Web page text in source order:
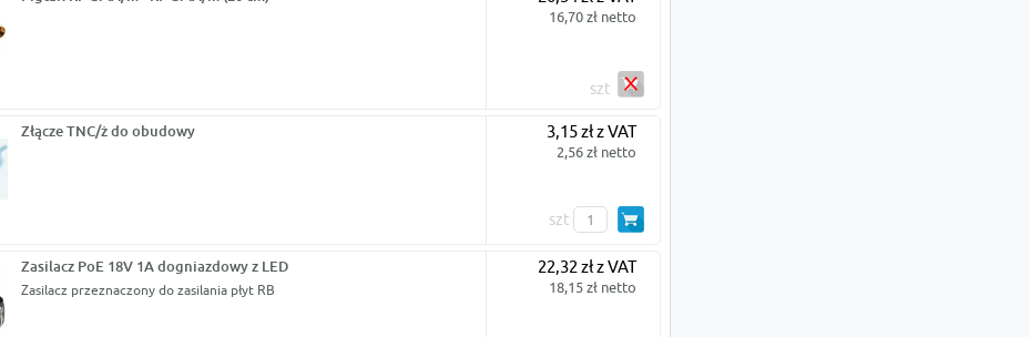
16,70 zł netto
szt
Złącze TNC/ż do obudowy 3,15 zł z VAT
2,56 zł netto
szt
Zasilacz PoE 18V 1A dogniazdowy z LED
Zasilacz przeznaczony do zasilania płyt RB
22,32 zł z VAT
18,15 zł netto